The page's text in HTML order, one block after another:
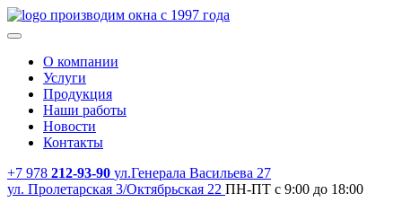
производим окна с 1997 года
О компании
Услуги
Продукция
Наши работы
Новости
Контакты
+7 978 212-93-90 ул.Генерала Васильева 27
ул. Пролетарская 3/Октябрьская 22 ПН-ПТ с 9:00 до 18:00